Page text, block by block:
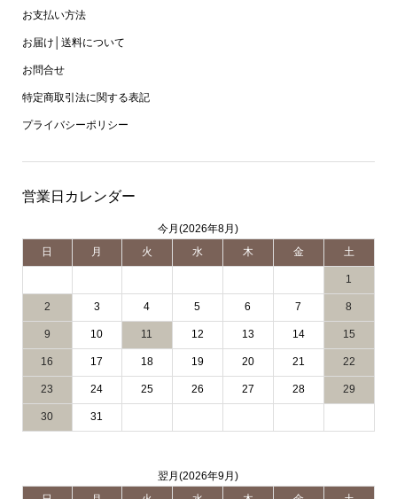
お支払い方法
お届け│送料について
お問合せ
特定商取引法に関する表記
プライバシーポリシー
営業日カレンダー
今月(2026年8月)
日
月 火 水 木 金 土
1
2 3 4 5 6 7 8
9 10 11 12 13 14 15
16 17 18 19 20 21 22
23 24 25 26 27 28 29
30 31
翌月(2026年9月)